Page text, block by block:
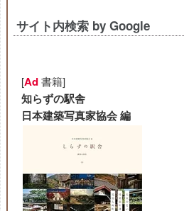
サイト内検索 by Google
[Ad書籍]
知らずの駅舎
日本建築写真家協会 編